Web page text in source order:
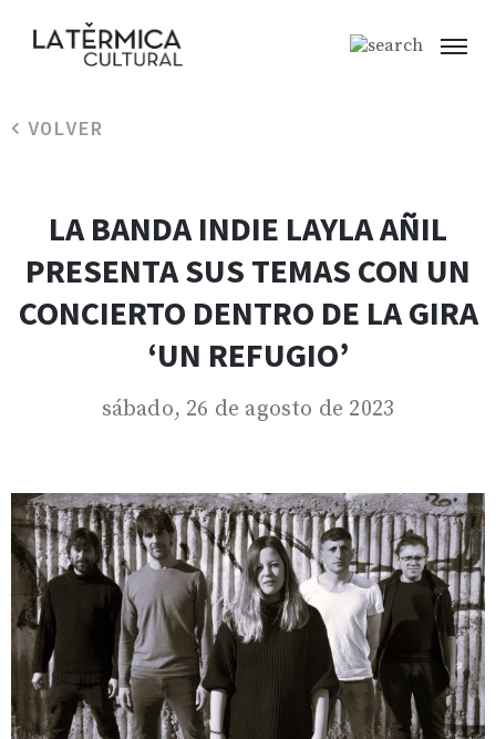
VOLVER
LA BANDA INDIE LAYLA AÑIL
PRESENTA SUS TEMAS CON UN
CONCIERTO DENTRO DE LA GIRA
‘UN REFUGIO’
sábado, 26 de agosto de 2023